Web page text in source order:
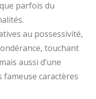
parfois du
au possessivité,
touchant
aussi d’une
fameuse caractères